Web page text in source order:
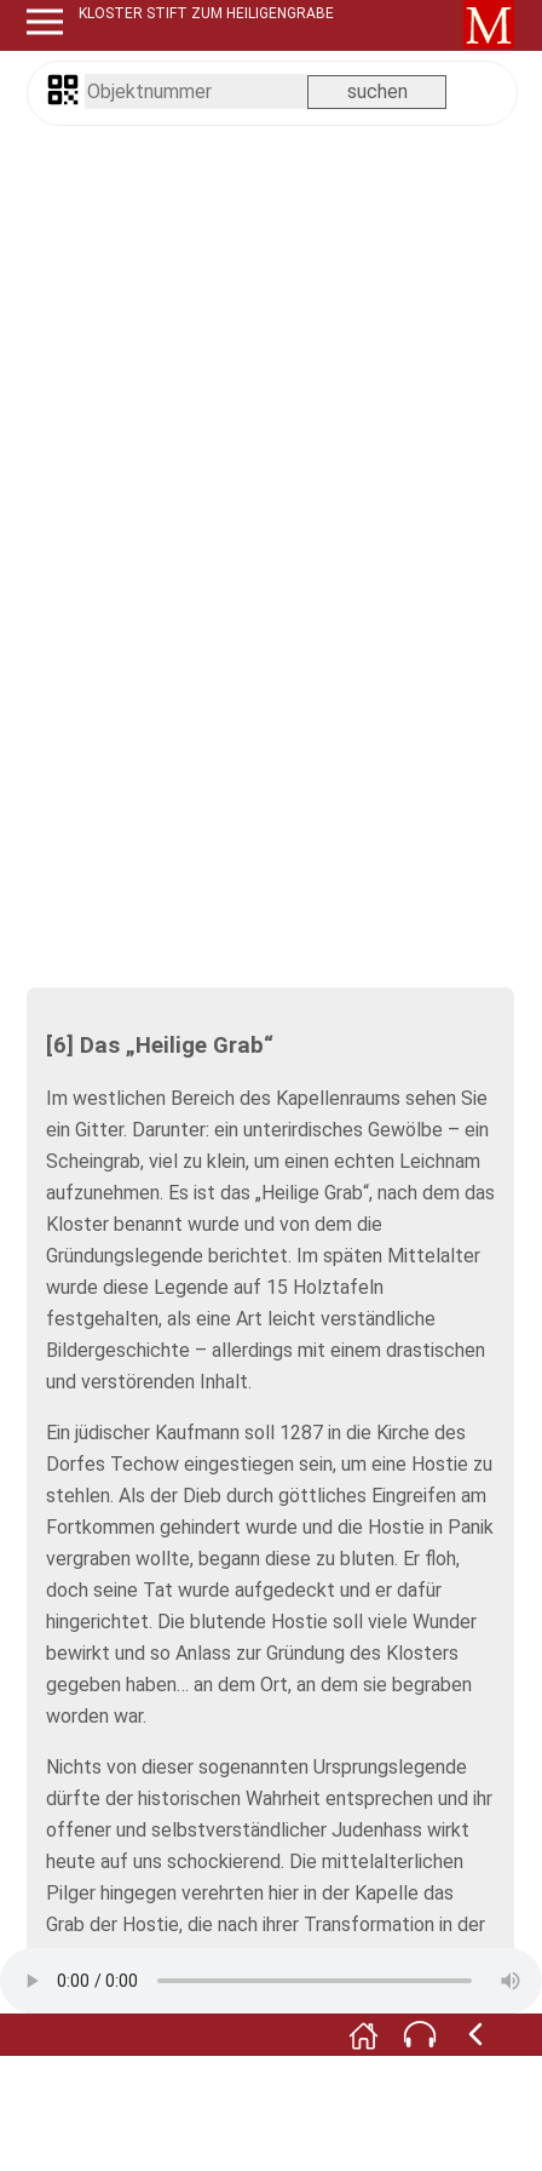
KLOSTER STIFT ZUM HEILIGENGRABE
[6] Das „Heilige Grab“
Im westlichen Bereich des Kapellenraums sehen Sie
ein Gitter. Darunter: ein unterirdisches Gewölbe – ein
Scheingrab, viel zu klein, um einen echten Leichnam
aufzunehmen. Es ist das „Heilige Grab“, nach dem das
Kloster benannt wurde und von dem die
Gründungslegende berichtet. Im späten Mittelalter
wurde diese Legende auf 15 Holztafeln
festgehalten, als eine Art leicht verständliche
Bildergeschichte – allerdings mit einem drastischen
und verstörenden Inhalt.
Ein jüdischer Kaufmann soll 1287 in die Kirche des
Dorfes Techow eingestiegen sein, um eine Hostie zu
stehlen. Als der Dieb durch göttliches Eingreifen am
Fortkommen gehindert wurde und die Hostie in Panik
vergraben wollte, begann diese zu bluten. Er floh,
doch seine Tat wurde aufgedeckt und er dafür
hingerichtet. Die blutende Hostie soll viele Wunder
bewirkt und so Anlass zur Gründung des Klosters
gegeben haben… an dem Ort, an dem sie begraben
worden war.
Nichts von dieser sogenannten Ursprungslegende
dürfte der historischen Wahrheit entsprechen und ihr
offener und selbstverständlicher Judenhass wirkt
heute auf uns schockierend. Die mittelalterlichen
Pilger hingegen verehrten hier in der Kapelle das
Grab der Hostie, die nach ihrer Transformation in der
wurde. Bestattet war dieser Leib im „Heiligen Grab“.
Wenn Sie mehr über die Gründungslegende des